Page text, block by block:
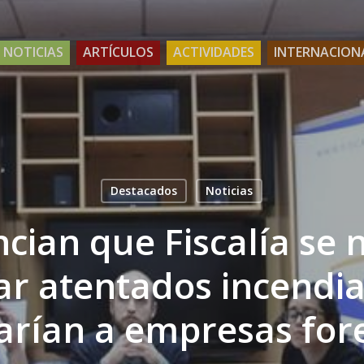
NOTICIAS ARTÍCULOS ACTIVIDADES
Destacados Noticias
que Fiscalía se
atentados
a empresas